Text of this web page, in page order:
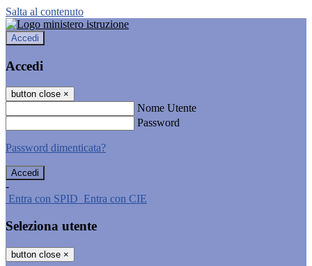
Salta al contenuto
Accedi
Accedi
button close ×
Nome Utente
Password
Password dimenticata?
-
Entra con SPID Entra con CIE
Seleziona utente
button close ×